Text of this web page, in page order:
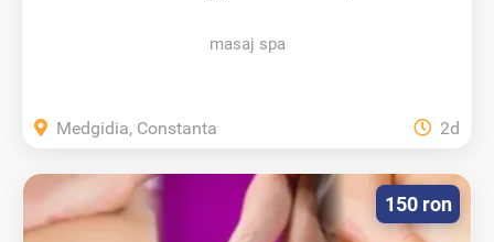
masaj spa
Medgidia, Constanta 2d
150 ron